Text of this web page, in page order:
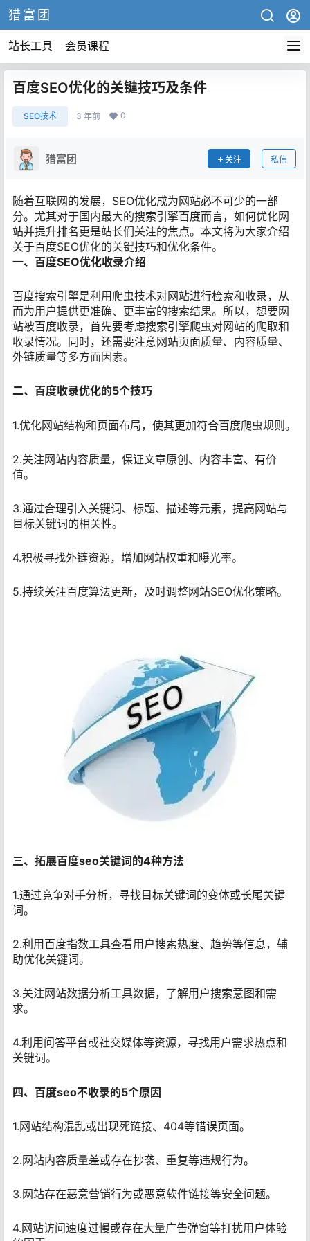
猎富团
站长工具 会员课程
百度SEO优化的关键技巧及条件
SEO技术 3 年前 0
猎富团 关注 私信
随着互联网的发展，SEO优化成为网站必不可少的一部
分。尤其对于国内最大的搜索引擎百度而言，如何优化网
站并提升排名更是站长们关注的焦点。本文将为大家介绍
关于百度SEO优化的关键技巧和优化条件。
一、百度SEO优化收录介绍
百度搜索引擎是利用爬虫技术对网站进行检索和收录，从
而为用户提供更准确、更丰富的搜索结果。所以，想要网
站被百度收录，首先要考虑搜索引擎爬虫对网站的爬取和
收录情况。同时，还需要注意网站页面质量、内容质量、
外链质量等多方面因素。
二、百度收录优化的5个技巧
1.优化网站结构和页面布局，使其更加符合百度爬虫规则。
2.关注网站内容质量，保证文章原创、内容丰富、有价
值。
3.通过合理引入关键词、标题、描述等元素，提高网站与
目标关键词的相关性。
4.积极寻找外链资源，增加网站权重和曝光率。
5.持续关注百度算法更新，及时调整网站SEO优化策略。
三、拓展百度seo关键词的4种方法
1.通过竞争对手分析，寻找目标关键词的变体或长尾关键
词。
2.利用百度指数工具查看用户搜索热度、趋势等信息，辅
助优化关键词。
3.关注网站数据分析工具数据，了解用户搜索意图和需
求。
4.利用问答平台或社交媒体等资源，寻找用户需求热点和
关键词。
四、百度seo不收录的5个原因
1.网站结构混乱或出现死链接、404等错误页面。
2.网站内容质量差或存在抄袭、重复等违规行为。
3.网站存在恶意营销行为或恶意软件链接等安全问题。
4.网站访问速度过慢或存在大量广告弹窗等打扰用户体验